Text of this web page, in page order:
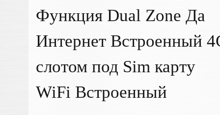
Функция Dual Zone Да
Интернет Встроенный
слотом под Sim карту
WiFi Встроенный